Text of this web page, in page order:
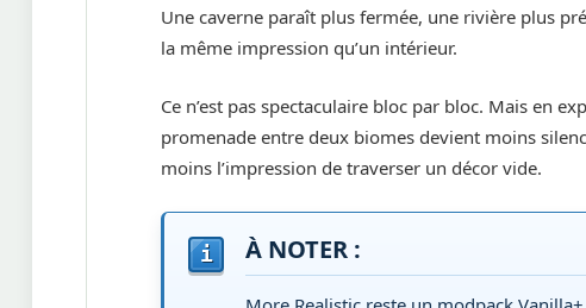
Une caverne paraît plus fermée, une rivière plus
la même impression qu’un intérieur.
Ce n’est pas spectaculaire bloc par bloc. Mais en
promenade entre deux biomes devient moins
moins l’impression de traverser un décor vide.
À NOTER :